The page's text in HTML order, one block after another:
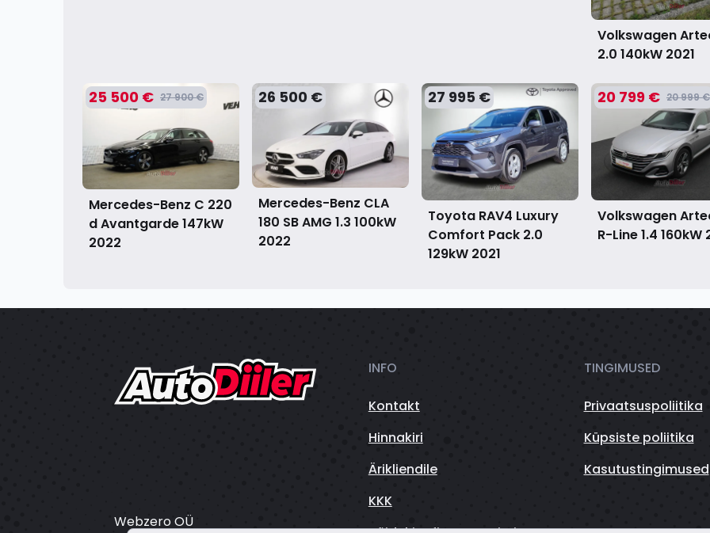
Volkswagen
2.0 140kW 2021
25 500 € 27 900 €
Mercedes-Benz C 220
d Avantgarde 147kW
2022
26 500 €
Mercedes-Benz CLA
180 SB AMG 1.3 100kW
2022
27 995 €
Toyota RAV4 Luxury
Comfort Pack 2.0
129kW 2021
20 799 € 20 999 €
Volkswagen
R-Line 1.4 160kW
Webzero OÜ
INFO
Kontakt
Hinnakiri
Ärikliendile
KKK
TINGIMUSED
Privaatsuspoliitika
Küpsiste poliitika
Kasutustingimused